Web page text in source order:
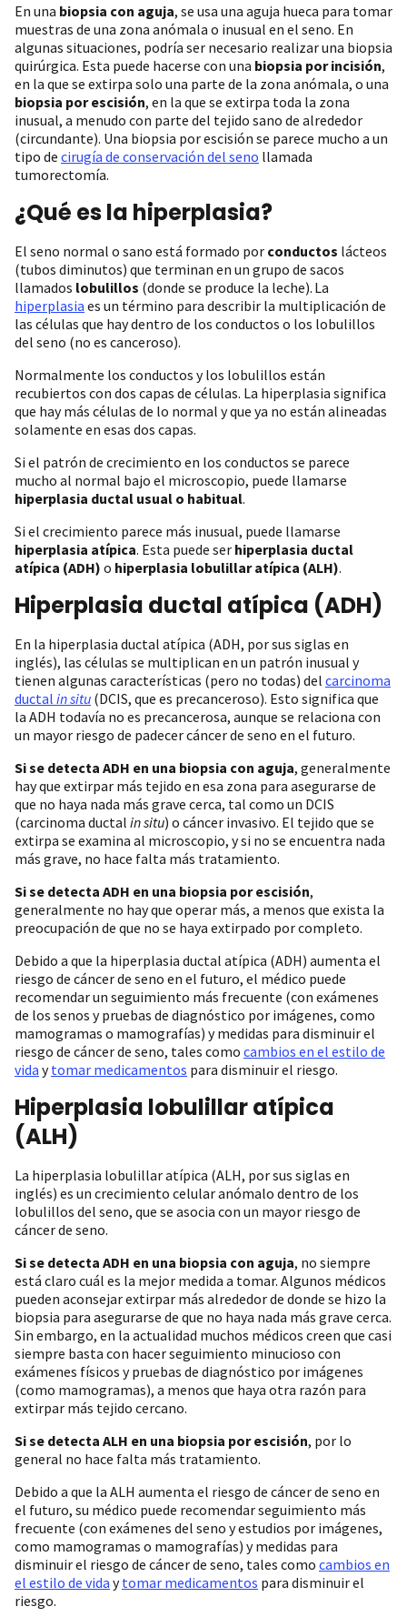
En una biopsia con aguja, se usa una aguja hueca para tomar
muestras de una zona anómala o inusual en el seno. En
algunas situaciones, podría ser necesario realizar una biopsia
quirúrgica. Esta puede hacerse con una biopsia por incisión,
en la que se extirpa solo una parte de la zona anómala, o una
biopsia por escisión, en la que se extirpa toda la zona
inusual, a menudo con parte del tejido sano de alrededor
(circundante). Una biopsia por escisión se parece mucho a un
tipo de cirugía de conservación del seno llamada
tumorectomía.
¿Qué es la hiperplasia?
El seno normal o sano está formado por conductos lácteos
(tubos diminutos) que terminan en un grupo de sacos
llamados lobulillos (donde se produce la leche). La
hiperplasia es un término para describir la multiplicación de
las células que hay dentro de los conductos o los lobulillos
del seno (no es canceroso).
Normalmente los conductos y los lobulillos están
recubiertos con dos capas de células. La hiperplasia significa
que hay más células de lo normal y que ya no están alineadas
solamente en esas dos capas.
Si el patrón de crecimiento en los conductos se parece
mucho al normal bajo el microscopio, puede llamarse
hiperplasia ductal usual o habitual.
Si el crecimiento parece más inusual, puede llamarse
hiperplasia atípica. Esta puede ser hiperplasia ductal
atípica (ADH) o hiperplasia lobulillar atípica (ALH).
Hiperplasia ductal atípica (ADH)
En la hiperplasia ductal atípica (ADH, por sus siglas en
inglés), las células se multiplican en un patrón inusual y
tienen algunas características (pero no todas) del carcinoma
ductal in situ (DCIS, que es precanceroso). Esto significa que
la ADH todavía no es precancerosa, aunque se relaciona con
un mayor riesgo de padecer cáncer de seno en el futuro.
Si se detecta ADH en una biopsia con aguja, generalmente
hay que extirpar más tejido en esa zona para asegurarse de
que no haya nada más grave cerca, tal como un DCIS
(carcinoma ductal in situ) o cáncer invasivo. El tejido que se
extirpa se examina al microscopio, y si no se encuentra nada
más grave, no hace falta más tratamiento.
Si se detecta ADH en una biopsia por escisión,
generalmente no hay que operar más, a menos que exista la
preocupación de que no se haya extirpado por completo.
Debido a que la hiperplasia ductal atípica (ADH) aumenta el
riesgo de cáncer de seno en el futuro, el médico puede
recomendar un seguimiento más frecuente (con exámenes
de los senos y pruebas de diagnóstico por imágenes, como
mamogramas o mamografías) y medidas para disminuir el
riesgo de cáncer de seno, tales como cambios en el estilo de
vida ytomar medicamentos para disminuir el riesgo.
Hiperplasia lobulillar atípica
(ALH)
La hiperplasia lobulillar atípica (ALH, por sus siglas en
inglés) es un crecimiento celular anómalo dentro de los
lobulillos del seno, que se asocia con un mayor riesgo de
cáncer de seno.
Si se detecta ADH en una biopsia con aguja, no siempre
está claro cuál es la mejor medida a tomar. Algunos médicos
pueden aconsejar extirpar más alrededor de donde se hizo la
biopsia para asegurarse de que no haya nada más grave cerca.
Sin embargo, en la actualidad muchos médicos creen que casi
siempre basta con hacer seguimiento minucioso con
exámenes físicos y pruebas de diagnóstico por imágenes
(como mamogramas), a menos que haya otra razón para
extirpar más tejido cercano.
Si se detecta ALH en una biopsia por escisión, por lo
general no hace falta más tratamiento.
Debido a que la ALH aumenta el riesgo de cáncer de seno en
el futuro, su médico puede recomendar seguimiento más
frecuente (con exámenes del seno y estudios por imágenes,
como mamogramas o mamografías) y medidas para
disminuir el riesgo de cáncer de seno, tales como cambios en
el estilo de vida ytomar medicamentos para disminuir el
riesgo.